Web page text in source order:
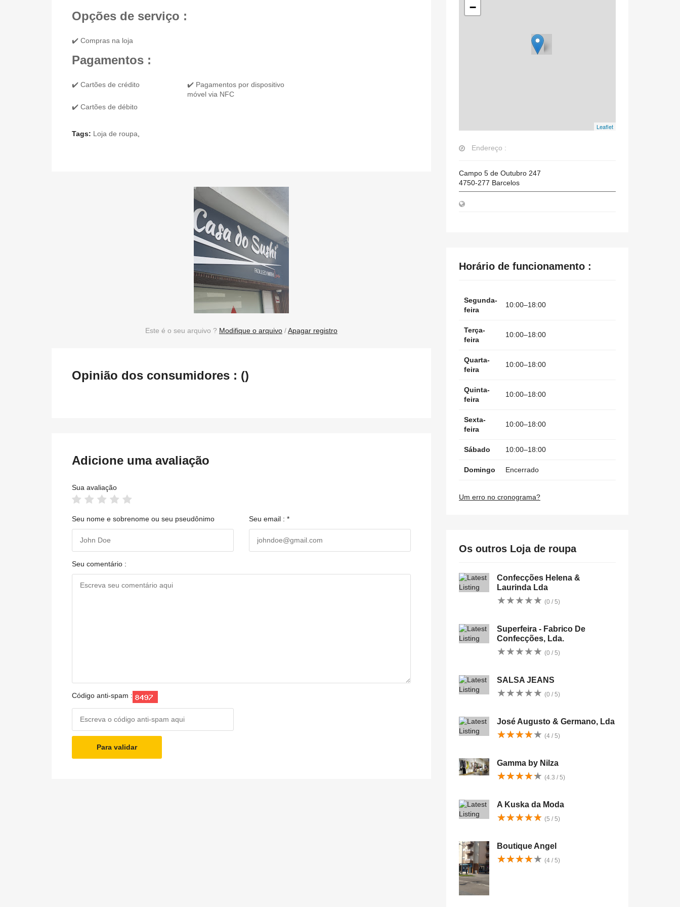
Opções de serviço :
✔️ Compras na loja
Pagamentos :
✔️ Cartões de crédito
✔️ Cartões de débito
✔️ Pagamentos por dispositivo
móvel via NFC
Tags: Loja de roupa
Este é o seu arquivo ? Modifique o arquivo /Apagar registro
Opinião dos consumidores : ()
Adicione uma avaliação
Sua avaliação
Seu nome e sobrenome ou seu pseudônimo Seu email : *
Seu comentário :
Código anti-spam :
Para validar
−
Leaflet
Endereço :
Campo 5 de Outubro 247
4750-277 Barcelos
Horário de funcionamento :
Segunda-
feira
10:00–18:00
Terça-
feira
10:00–18:00
Quarta-
feira
10:00–18:00
Quinta-
feira
10:00–18:00
Sexta-
feira
10:00–18:00
Sábado 10:00–18:00
Domingo Encerrado
Um erro no cronograma?
Os outros Loja de roupa
Confecções Helena &
Laurinda Lda
★★★★★
★★★★★ (0 / 5)
Superfeira - Fabrico De
Confecções, Lda.
★★★★★
★★★★★ (0 / 5)
SALSA JEANS
★★★★★
★★★★★ (0 / 5)
José Augusto & Germano, Lda
★★★★★
★★★★★ (4 / 5)
Gamma by Nilza
★★★★★
★★★★★ (4.3 / 5)
A Kuska da Moda
★★★★★
★★★★★ (5 / 5)
Boutique Angel
★★★★★
★★★★★ (4 / 5)